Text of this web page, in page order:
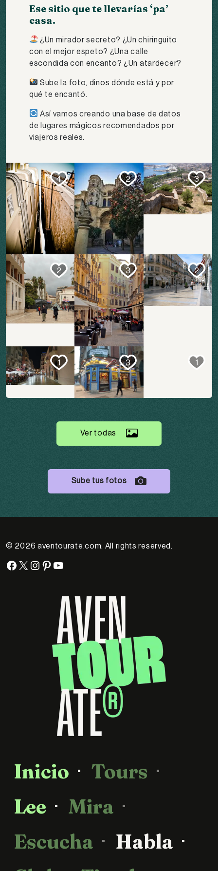
Ese sitio que te llevarías ‘pa’
casa.
¿Un mirador secreto? ¿Un chiringuito
con el mejor espeto? ¿Una calle
escondida con encanto? ¿Un atardecer?
Sube la foto, dinos dónde está y por
qué te encantó.
Así vamos creando una base de datos
de lugares mágicos recomendados por
viajeros reales.
4 2 3
2 3 2
1 3 1
Ver todas
Sube tus fotos
© 2026 aventourate.com. All rights reserved.
Facebook
X Instagram
Pinterest
YouTube
Inicio
Tours
Lee
Mira
Escucha
Habla